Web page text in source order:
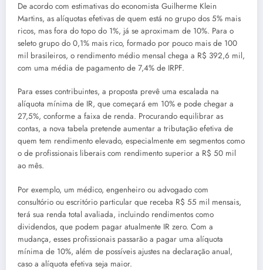
De acordo com estimativas do economista Guilherme Klein
Martins, as alíquotas efetivas de quem está no grupo dos 5% mais
ricos, mas fora do topo do 1%, já se aproximam de 10%. Para o
seleto grupo do 0,1% mais rico, formado por pouco mais de 100
mil brasileiros, o rendimento médio mensal chega a R$ 392,6 mil,
com uma média de pagamento de 7,4% de IRPF.
Para esses contribuintes, a proposta prevê uma escalada na
alíquota mínima de IR, que começará em 10% e pode chegar a
27,5%, conforme a faixa de renda. Procurando equilibrar as
contas, a nova tabela pretende aumentar a tributação efetiva de
quem tem rendimento elevado, especialmente em segmentos como
o de profissionais liberais com rendimento superior a R$ 50 mil
ao mês.
Por exemplo, um médico, engenheiro ou advogado com
consultório ou escritório particular que receba R$ 55 mil mensais,
terá sua renda total avaliada, incluindo rendimentos como
dividendos, que podem pagar atualmente IR zero. Com a
mudança, esses profissionais passarão a pagar uma alíquota
mínima de 10%, além de possíveis ajustes na declaração anual,
caso a alíquota efetiva seja maior.